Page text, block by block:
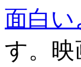
面白い
す。